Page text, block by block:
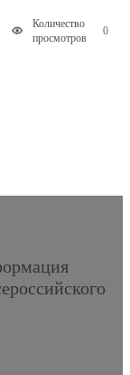
Количество
просмотров
0